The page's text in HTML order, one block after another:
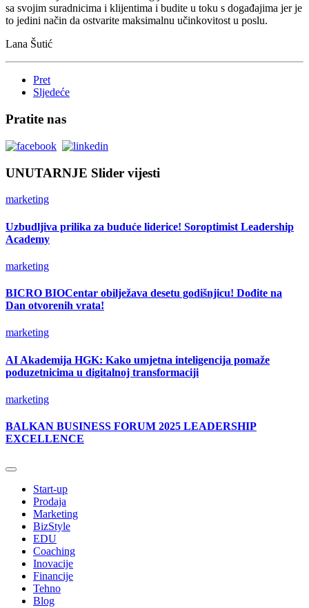
sa svojim suradnicima i klijentima i budite u toku s događajima jer je
to jedini način da ostvarite maksimalnu učinkovitost u poslu.
Lana Šutić
Pret
Sljedeće
Pratite nas
UNUTARNJE Slider vijesti
marketing
Uzbudljiva prilika za buduće liderice! Soroptimist Leadership
Academy
marketing
BICRO BIOCentar obilježava desetu godišnjicu! Dođite na
Dan otvorenih vrata!
marketing
AI Akademija HGK: Kako umjetna inteligencija pomaže
poduzetnicima u digitalnoj transformaciji
marketing
BALKAN BUSINESS FORUM 2025 LEADERSHIP
EXCELLENCE
Start-up
Prodaja
Marketing
BizStyle
EDU
Coaching
Inovacije
Financije
Tehno
Blog